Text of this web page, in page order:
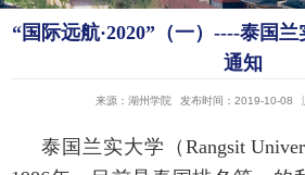
“国际远航·2020”（一）----泰国
通知
来源：湖州学院 发布时间：2019-10-08
泰国兰实大学（Rangsit